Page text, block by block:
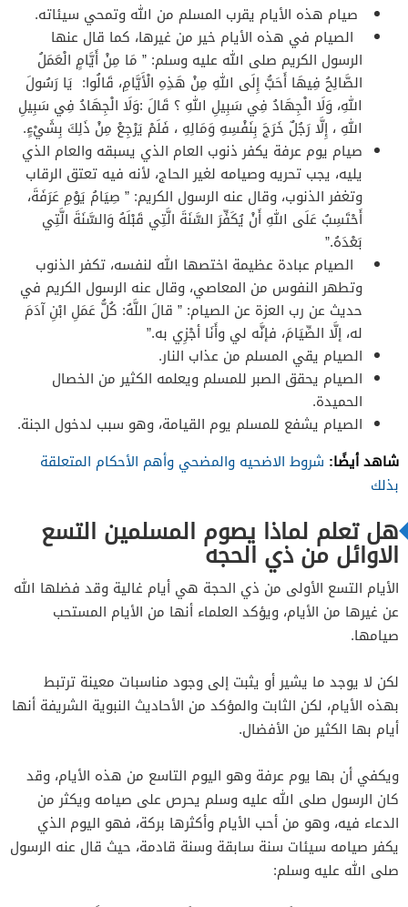
صيام هذه الأيام يقرب المسلم من الله وتمحي سيئاته.
الصيام في هذه الأيام خير من غيرها، كما قال عنها
الرسول الكريم صلى الله عليه وسلم: ” مَا مِنْ أَيَّامٍ الْعَمَلُ
الصَّالِحُ فِيهَا أَحَبُّ إِلَى اللهِ مِنْ هَذِهِ الْأَيَّامِ، قَالُوا: يَا رَسُولَ
اللهِ، وَلَا الْجِهَادُ فِي سَبِيلِ اللهِ ؟ قَالَ :وَلَا الْجِهَادُ فِي سَبِيلِ
اللهِ ، إِلَّا رَجُلٌ خَرَجَ بِنَفْسِهِ وَمَالِهِ ، فَلَمْ يَرْجِعْ مِنْ ذَلِكَ بِشَيْءٍ.
صيام يوم عرفة يكفر ذنوب العام الذي يسبقه والعام الذي
يليه، يجب تحريه وصيامه لغير الحاج، لأنه فيه تعتق الرقاب
وتغفر الذنوب، وقال عنه الرسول الكريم: ” صِيَامُ يَوْمِ عَرَفَةَ،
أَحْتَسِبُ عَلَى اللهِ أَنْ يُكَفِّرَ السَّنَةَ الَّتِي قَبْلَهُ وَالسَّنَةَ الَّتِي
بَعْدَهُ.”
الصيام عبادة عظيمة اختصها الله لنفسه، تكفر الذنوب
وتطهر النفوس من المعاصي، وقال عنه الرسول الكريم في
حديث عن رب العزة عن الصيام: ” قالَ اللَّهُ: كُلُّ عَمَلِ ابْنِ آدَمَ
له، إلَّا الصِّيَامَ، فإنَّه لي وأَنَا أجْزِي به.”
الصيام يقي المسلم من عذاب النار.
الصيام يحقق الصبر للمسلم ويعلمه الكثير من الخصال
الحميدة.
الصيام يشفع للمسلم يوم القيامة، وهو سبب لدخول الجنة.
شاهد أيضًا: شروط الاضحيه والمضحي وأهم الأحكام المتعلقة
بذلك
هل تعلم لماذا يصوم المسلمين التسع
الاوائل من ذي الحجه
الأيام التسع الأولى من ذي الحجة هي أيام غالية وقد فضلها الله
عن غيرها من الأيام، ويؤكد العلماء أنها من الأيام المستحب
صيامها.
لكن لا يوجد ما يشير أو يثبت إلى وجود مناسبات معينة ترتبط
بهذه الأيام، لكن الثابت والمؤكد من الأحاديث النبوية الشريفة أنها
أيام بها الكثير من الأفضال.
ويكفي أن بها يوم عرفة وهو اليوم التاسع من هذه الأيام، وقد
كان الرسول صلى الله عليه وسلم يحرص على صيامه ويكثر من
الدعاء فيه، وهو من أحب الأيام وأكثرها بركة، فهو اليوم الذي
يكفر صيامه سيئات سنة سابقة وسنة قادمة، حيث قال عنه الرسول
صلى الله عليه وسلم: